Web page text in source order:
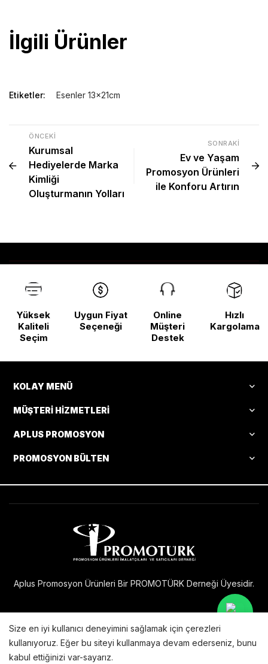
İlgili Ürünler
Etiketler: Esenler 13x21cm
ÖNCEKI
Kurumsal
Hediyelerde Marka
Kimliği
Oluşturmanın Yolları
SONRAKI
Ev ve Yaşam
Promosyon Ürünleri
ile Konforu Artırın
Yüksek
Kaliteli
Seçim
Uygun Fiyat
Seçeneği
Online
Müşteri
Destek
Hızlı
Kargolama
KOLAY MENÜ
MÜŞTERI HIZMETLERI
APLUS PROMOSYON
PROMOSYON BÜLTEN
Aplus Promosyon Ürünleri Bir PROMOTÜRK Derneği Üyesidir.
Bu internet sitesiX Technologysunucularında barındırılmakta ve
Size en iyi kullanıcı deneyimini sağlamak için çerezleri
kullanıyoruz. Eğer bu siteyi kullanmaya devam ederseniz, bunu
kabul ettiğinizi var-sayarız.